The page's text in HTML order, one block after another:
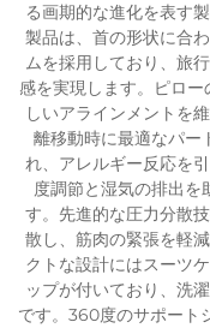
る画期的な進化を表す
製品は、首の形状に合
ムを採用しており、旅
感を実現します。ピロ
しいアラインメントを
離移動時に最適なパー
れ、アレルギー反応を
度調節と湿気の排出を
す。先進的な圧力分散
散し、筋肉の緊張を軽
クトな設計にはスーツ
ップが付いており、洗
です。360度のサポート